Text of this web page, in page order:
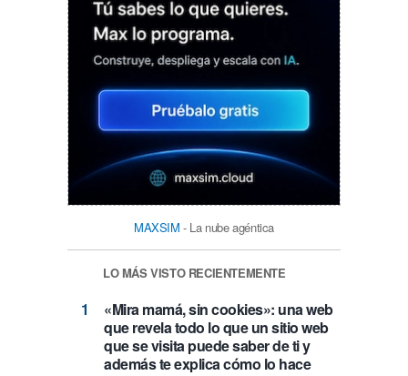
MAXSIM - La nube agéntica
LO MÁS VISTO RECIENTEMENTE
«Mira mamá, sin cookies»: una web
que revela todo lo que un sitio web
que se visita puede saber de ti y
además te explica cómo lo hace